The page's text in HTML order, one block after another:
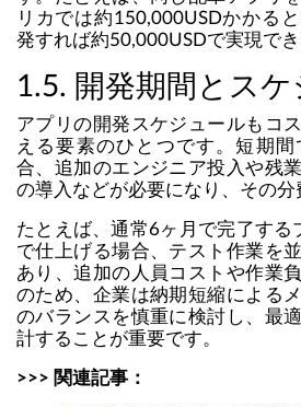
リカでは約150,000USDかかる
発すれば約50,000USDで実現でき
1.5. 開発期間とス
アプリの開発スケジュールもコ
える要素のひとつです。短期
合、追加のエンジニア投入や残
の導入などが必要になり、その分
たとえば、通常6ヶ月で完了する
で仕上げる場合、テスト作業を
あり、追加の人員コストや作業
のため、企業は納期短縮による
のバランスを慎重に検討し、最
計することが重要です。
>>> 関連記事：